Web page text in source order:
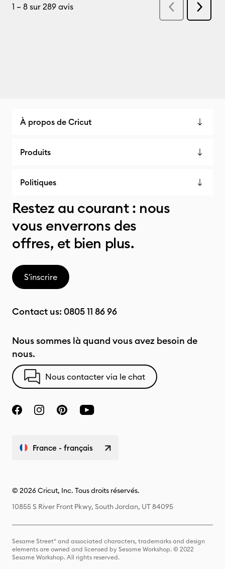
À propos de Cricut
Produits
Politiques
Restez au courant : nous
vous enverrons des
offres, et bien plus.
S'inscrire
Contact us: 0805 11 86 96
Nous sommes là quand vous avez besoin de
nous.
Nous contacter via le chat
France - français
© 2026 Cricut, Inc. Tous droits réservés.
10855 S River Front Pkwy, South Jordan, UT 84095
Sesame Street® and associated characters, trademarks and design
elements are owned and licensed by Sesame Workshop. © 2022
Sesame Workshop. All rights reserved.